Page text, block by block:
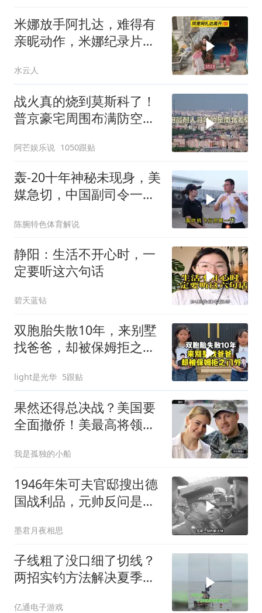
米娜放手阿扎达，难得有
亲昵动作，米娜纪录片
水云人
战火真的烧到莫斯科了！
普京豪宅周围布满防空
阿芒娱乐说 1050跟贴
轰-20十年神秘未现身，美
媒急切，中国副司令一句
陈腕特色体育解说
静阳：生活不开心时，一
定要听这六句话
碧天蓝钻
双胞胎失散10年，来别墅
找爸爸，却被保姆拒之门
light是光华 5跟贴
果然还得总决战？美国要
全面撤侨！美最高将领：
我是孤独的小船
1946年朱可夫官邸搜出德
国战利品，元帅反问是否
墨君月夜相思
子线粗了没口细了切线？
两招实钓方法解决夏季难
亿通电子游戏